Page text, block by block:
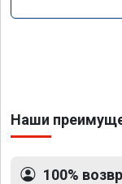
Наши
100%